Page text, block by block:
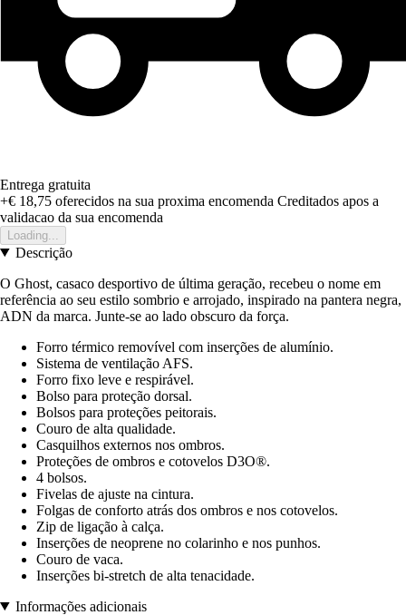
Entrega gratuita
+€ 18,75 oferecidos na sua proxima encomenda Creditados apos a
validacao da sua encomenda
Loading...
Descrição
O Ghost, casaco desportivo de última geração, recebeu o nome em
referência ao seu estilo sombrio e arrojado, inspirado na pantera negra,
ADN da marca. Junte-se ao lado obscuro da força.
Forro térmico removível com inserções de alumínio.
Sistema de ventilação AFS.
Forro fixo leve e respirável.
Bolso para proteção dorsal.
Bolsos para proteções peitorais.
Couro de alta qualidade.
Casquilhos externos nos ombros.
Proteções de ombros e cotovelos D3O®.
4 bolsos.
Fivelas de ajuste na cintura.
Folgas de conforto atrás dos ombros e nos cotovelos.
Zip de ligação à calça.
Inserções de neoprene no colarinho e nos punhos.
Couro de vaca.
Inserções bi-stretch de alta tenacidade.
Informações adicionais